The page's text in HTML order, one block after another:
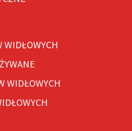
WIDŁOWYCH
WIDŁOWYCH